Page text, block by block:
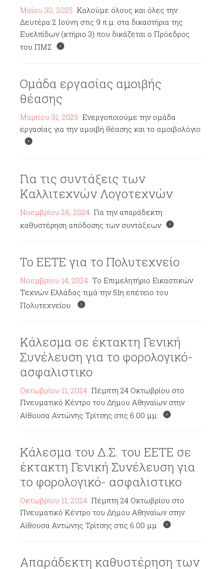
Μαΐου 30, 2025 Καλούμε όλους και όλες την
Δευτέρα 2 Ιούνη στις 9 π.μ. στα δικαστήρια της
Ευελπίδων (κτήριο 3) που δικάζεται ο Πρόεδρος
του ΠΜΣ
Ομάδα εργασίας αμοιβής
θέασης
Μαρτίου 31, 2025 Ενεργοποιούμε την ομάδα
εργασίας για την αμοιβή θέασης και το αμοιβολόγιο
Για τις συντάξεις των
Καλλιτεχνών Λογοτεχνών
Νοεμβρίου 26, 2024 Για την απαράδεκτη
καθυστέρηση απόδοσης των συντάξεων
Το ΕΕΤΕ για το Πολυτεχνείο
Νοεμβρίου 14, 2024 Το Επιμελητήριο Εικαστικών
Τεχνών Ελλάδας τιμά την 51η επέτειο του
Πολυτεχνείου
Κάλεσμα σε έκτακτη Γενική
Συνέλευση για το φορολογικό-
ασφαλιστικο
Οκτωβρίου 11, 2024 Πέμπτη 24 Οκτωβρίου στο
Πνευματικό Κέντρο του Δήμου Αθηναίων στην
Αίθουσα Αντώνης Τρίτσης στις 6.00 μμ.
Κάλεσμα του Δ.Σ. του ΕΕΤΕ σε
έκτακτη Γενική Συνέλευση για
το φορολογικό- ασφαλιστικο
Οκτωβρίου 11, 2024 Πέμπτη 24 Οκτωβρίου στο
Πνευματικό Κέντρο του Δήμου Αθηναίων στην
Αίθουσα Αντώνης Τρίτσης στις 6.00 μμ.
Απαράδεκτη καθυστέρηση των